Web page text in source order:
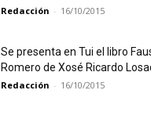
Redacción - 16/10/2015
Se presenta en Tui el libro
Romero de Xosé Ricardo
Redacción - 16/10/2015